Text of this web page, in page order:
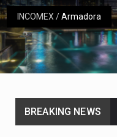
INCOMEX/Armadora
BREAKING NEWS